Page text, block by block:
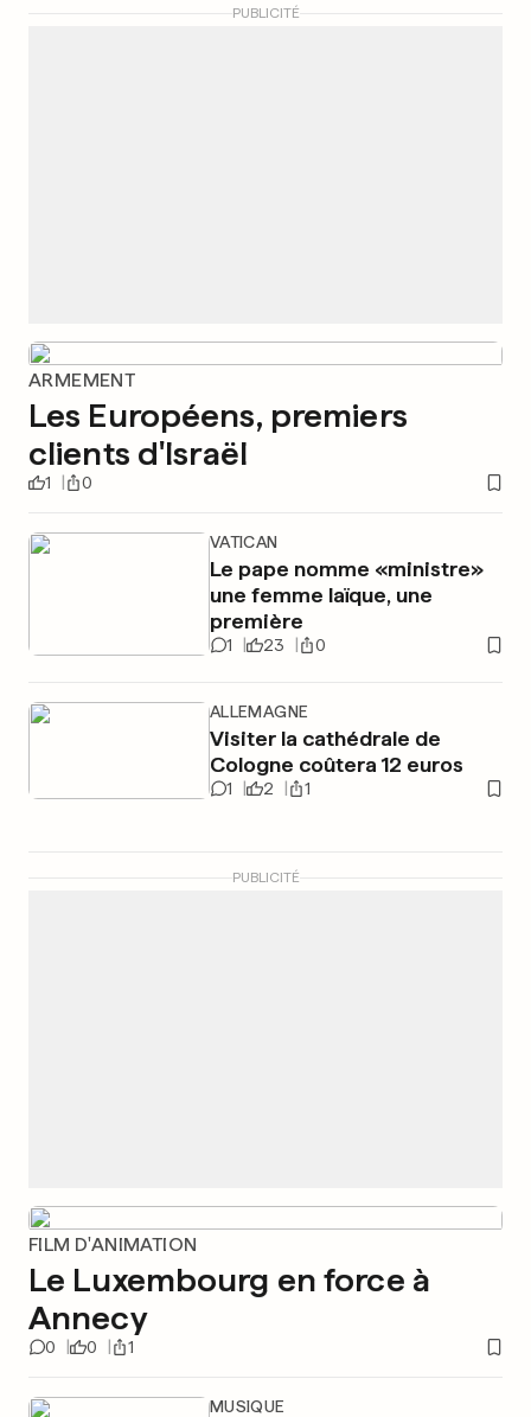
PUBLICITÉ
ARMEMENT
Les Européens, premiers
clients d'Israël
1 0
VATICAN
Le pape nomme «ministre»
une femme laïque, une
première
1 23 0
ALLEMAGNE
Visiter la cathédrale de
Cologne coûtera 12 euros
1 2 1
PUBLICITÉ
FILM D'ANIMATION
Le Luxembourg en force à
Annecy
0 0 1
MUSIQUE